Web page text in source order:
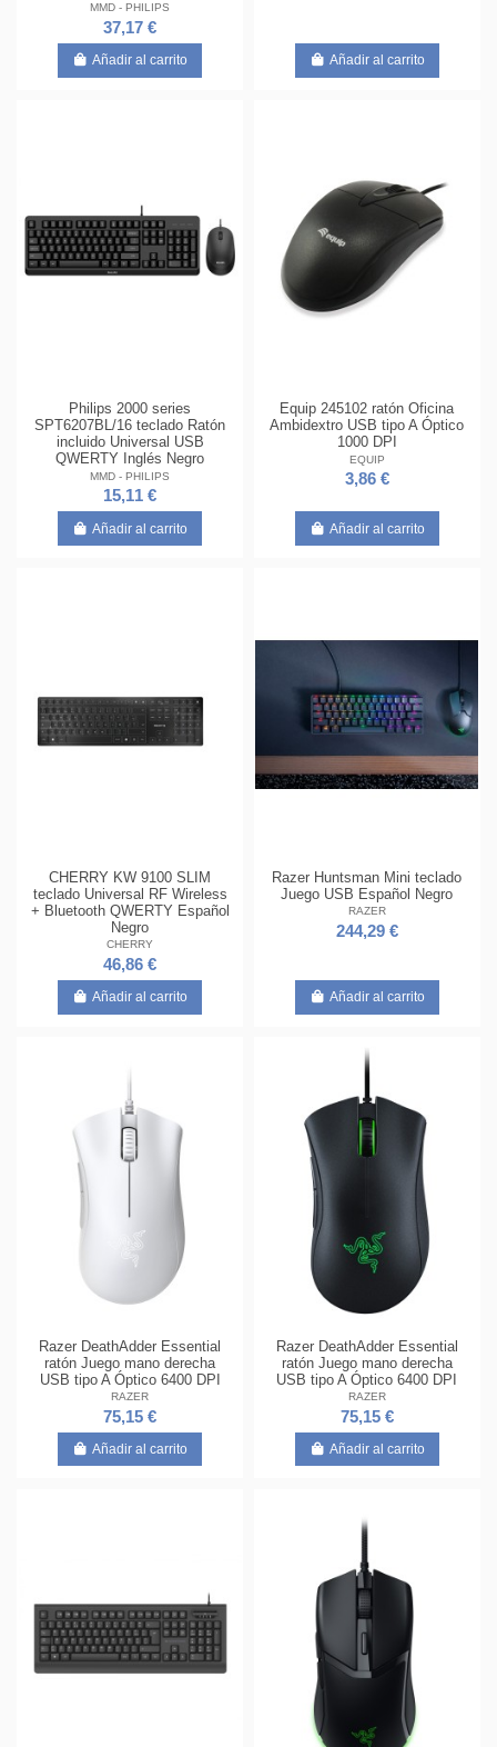
MMD - PHILIPS
37,17 €
Añadir al carrito Añadir al carrito
Philips 2000 series
SPT6207BL/16 teclado Ratón
incluido Universal USB
QWERTY Inglés Negro
MMD - PHILIPS
15,11 €
Añadir al carrito
Equip 245102 ratón Oficina
Ambidextro USB tipo A Óptico
1000 DPI
EQUIP
3,86 €
Añadir al carrito
CHERRY KW 9100 SLIM
teclado Universal RF Wireless
+ Bluetooth QWERTY Español
Negro
CHERRY
46,86 €
Añadir al carrito
Razer Huntsman Mini teclado
Juego USB Español Negro
RAZER
244,29 €
Añadir al carrito
Razer DeathAdder Essential
ratón Juego mano derecha
USB tipo A Óptico 6400 DPI
RAZER
75,15 €
Añadir al carrito
Razer DeathAdder Essential
ratón Juego mano derecha
USB tipo A Óptico 6400 DPI
RAZER
75,15 €
Añadir al carrito